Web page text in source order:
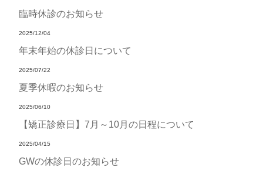
臨時休診のお知らせ
2025/12/04
年末年始の休診日について
2025/07/22
夏季休暇のお知らせ
2025/06/10
【矯正診療日】7月～10月の日程について
2025/04/15
GWの休診日のお知らせ